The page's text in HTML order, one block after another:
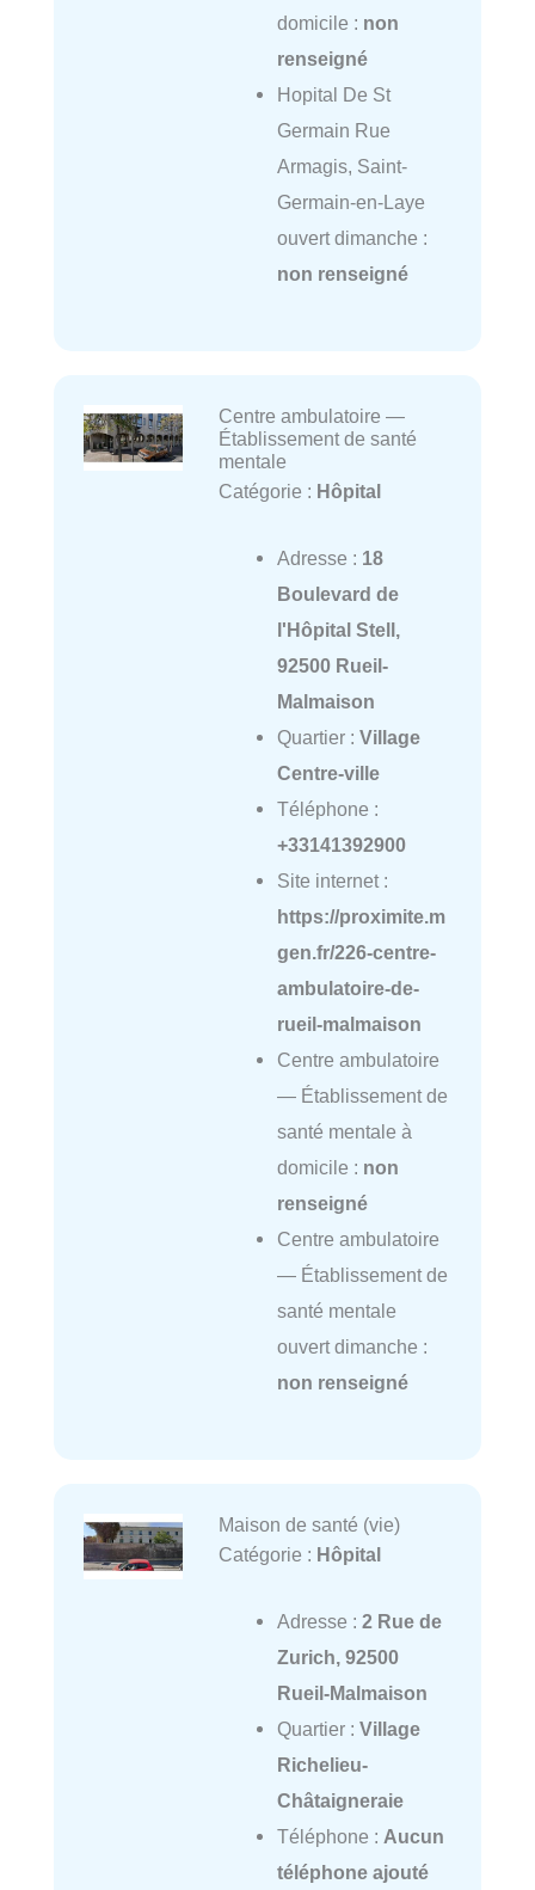
domicile : non
renseigné
Hopital De St
Germain Rue
Armagis, Saint-
Germain-en-Laye
ouvert dimanche :
non renseigné
Centre ambulatoire —
Établissement de santé
mentale
Catégorie : Hôpital
Adresse : 18
Boulevard de
l'Hôpital Stell,
92500 Rueil-
Malmaison
Quartier : Village
Centre-ville
Téléphone :
+33141392900
Site internet :
https://proximite.m
gen.fr/226-centre-
ambulatoire-de-
rueil-malmaison
Centre ambulatoire
— Établissement de
santé mentale à
domicile : non
renseigné
Centre ambulatoire
— Établissement de
santé mentale
ouvert dimanche :
non renseigné
Maison de santé (vie)
Catégorie : Hôpital
Adresse : 2 Rue de
Zurich, 92500
Rueil-Malmaison
Quartier : Village
Richelieu-
Châtaigneraie
Téléphone : Aucun
téléphone ajouté